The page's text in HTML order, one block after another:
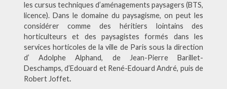
les cursus techniques d’aménagements paysagers (BTS,
licence). Dans le domaine du paysagisme, on peut les
considérer comme des héritiers lointains des
horticulteurs et des paysagistes formés dans les
services horticoles de la ville de Paris sous la direction
d’ Adolphe Alphand, de Jean-Pierre Barillet-
Deschamps, d’Edouard et René-Edouard André, puis de
Robert Joffet.